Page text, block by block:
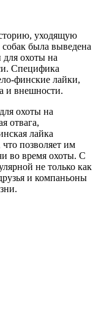
уходящую
была выведена
охоты на
Специфика
финские лайки,
и внешности.
охоты на
отвага,
лайка
позволяет им
во время охоты. С
не только как
и компаньоны